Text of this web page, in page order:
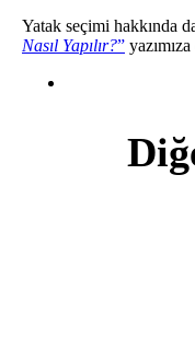
Yatak seçimi hakkında
Nasıl Yapılır?”